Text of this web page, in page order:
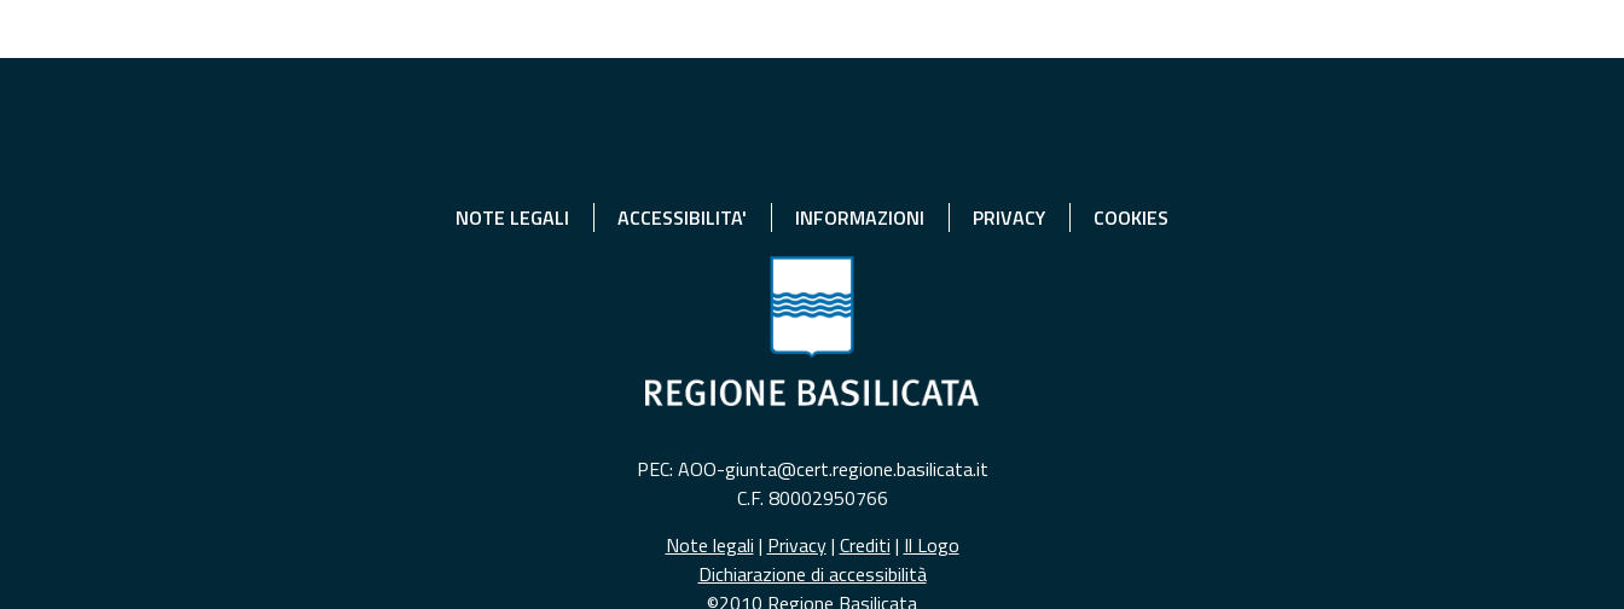
NOTE LEGALI ACCESSIBILITA' INFORMAZIONI PRIVACY COOKIES
PEC: AOO-giunta@cert.regione.basilicata.it
C.F. 80002950766
Note legali | Privacy| Crediti | Il Logo
Dichiarazione di accessibilità
©2010 Regione Basilicata